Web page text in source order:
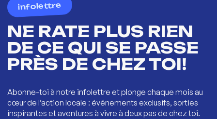
infolettre
NE RATE PLUS RIEN
DE CE QUI SE PASSE
PRÈS DE CHEZ TOI!
Abonne-toi à notre infolettre et plonge chaque mois au
cœur de l’action locale : événements exclusifs, sorties
inspirantes et aventures à vivre à deux pas de chez toi.